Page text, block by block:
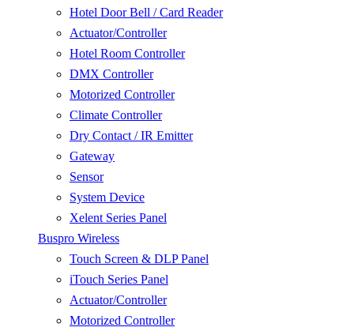
Hotel Door Bell / Card Reader
Actuator/Controller
Hotel Room Controller
DMX Controller
Motorized Controller
Climate Controller
Dry Contact / IR Emitter
Gateway
Sensor
System Device
Xelent Series Panel
Buspro Wireless
Touch Screen & DLP Panel
iTouch Series Panel
Actuator/Controller
Motorized Controller